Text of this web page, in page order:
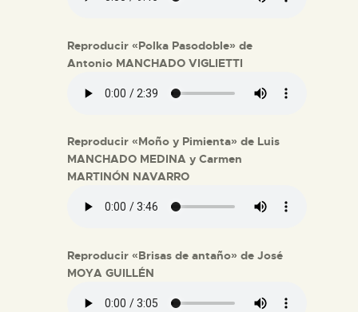
Reproducir «Polka Pasodoble» de
Antonio MANCHADO VIGLIETTI
Reproducir «Moño y Pimienta» de Luis
MANCHADO MEDINA y Carmen
MARTINÓN NAVARRO
Reproducir «Brisas de antaño» de José
MOYA GUILLÉN